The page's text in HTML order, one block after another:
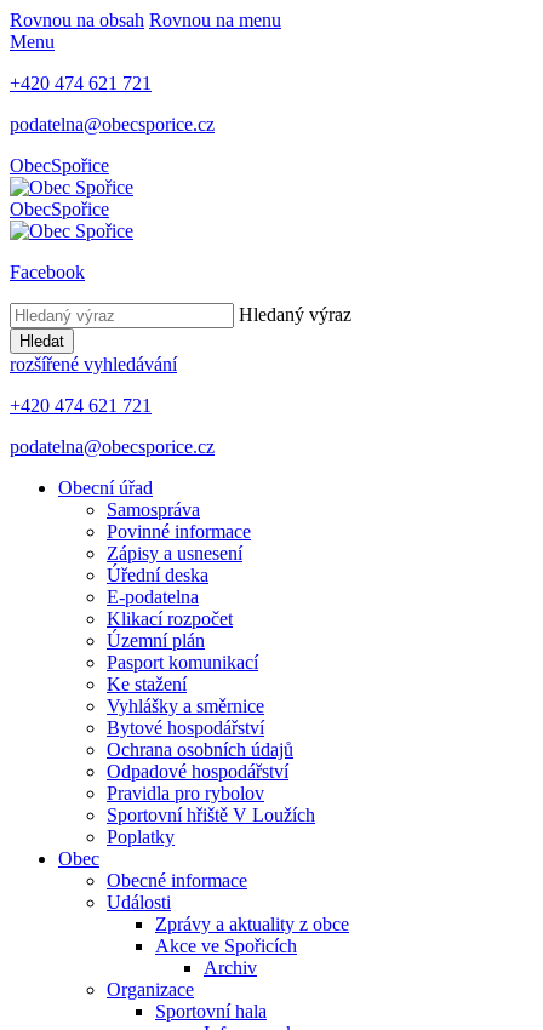
Rovnou na obsah Rovnou na menu
Menu
+420 474 621 721
podatelna@obecsporice.cz
ObecSpořice
ObecSpořice
Facebook
Hledaný výraz
Hledat
rozšířené vyhledávání
+420 474 621 721
podatelna@obecsporice.cz
Obecní úřad
Samospráva
Povinné informace
Zápisy a usnesení
Úřední deska
E-podatelna
Klikací rozpočet
Územní plán
Pasport komunikací
Ke stažení
Vyhlášky a směrnice
Bytové hospodářství
Ochrana osobních údajů
Odpadové hospodářství
Pravidla pro rybolov
Sportovní hřiště V Loužích
Poplatky
Obec
Obecné informace
Události
Zprávy a aktuality z obce
Akce ve Spořicích
Archiv
Organizace
Sportovní hala